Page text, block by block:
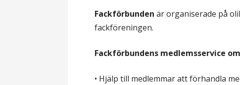
Fackförbunden är organiserade på
fackföreningen.
Fackförbundens medlemsservice
• Hjälp till medlemmar att förhandla